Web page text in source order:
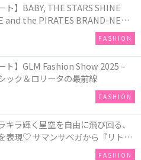
ト】BABY, THE STARS SHINE
and the PIRATES BRAND-NEW
FASHION
ト】GLM Fashion Show 2025 –
ック＆ロリータの最前線
FASHION
キラ輝く星空を自由に飛び回る、
表現♡ サマンサベガから『リトル
50周年アニバーサリーイヤー』を
FASHION